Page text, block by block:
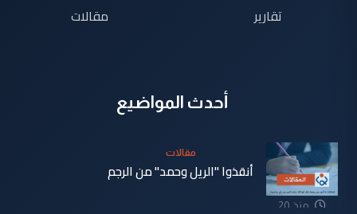
تقارير
مقالات
أحدث المواضيع
منذ 20
مقالات
أنقذوا "الريل وحمد" من الرجم